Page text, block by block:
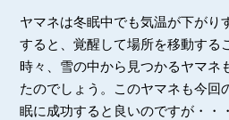
ヤマネは冬眠中でも気温が下がり
すると、覚醒して場所を移動する
時々、雪の中から見つかるヤマネ
たのでしょう。このヤマネも今回
眠に成功すると良いのですが・・